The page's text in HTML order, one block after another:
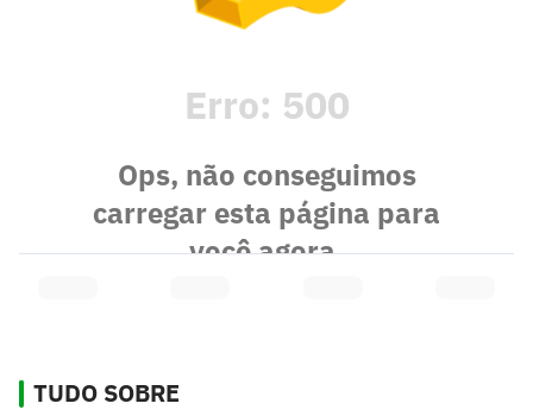
TUDO SOBRE